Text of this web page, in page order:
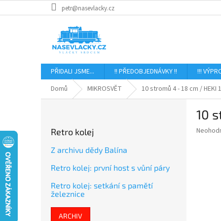
na
petr@nasevlacky.cz
PŘIDALI JSME... !! PŘEDOBJEDNÁVKY !! !!!
Domů
MIKROSVĚT 10 stromů 4 - 18 cm / HEKI
Retro kolej
Z archivu dědy Balína
Retro kolej: první host s vůní páry
Retro kolej: setkání s pamětí
železnice
ARCHIV
10